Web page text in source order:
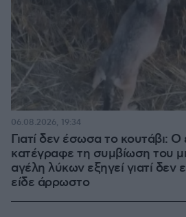
Γιατί δεν έσωσα το κουτάβι:
κατέγραφε τη συμβίωση του
αγέλη λύκων εξηγεί γιατί δεν
είδε άρρωστο
06.08.2026, 19:34